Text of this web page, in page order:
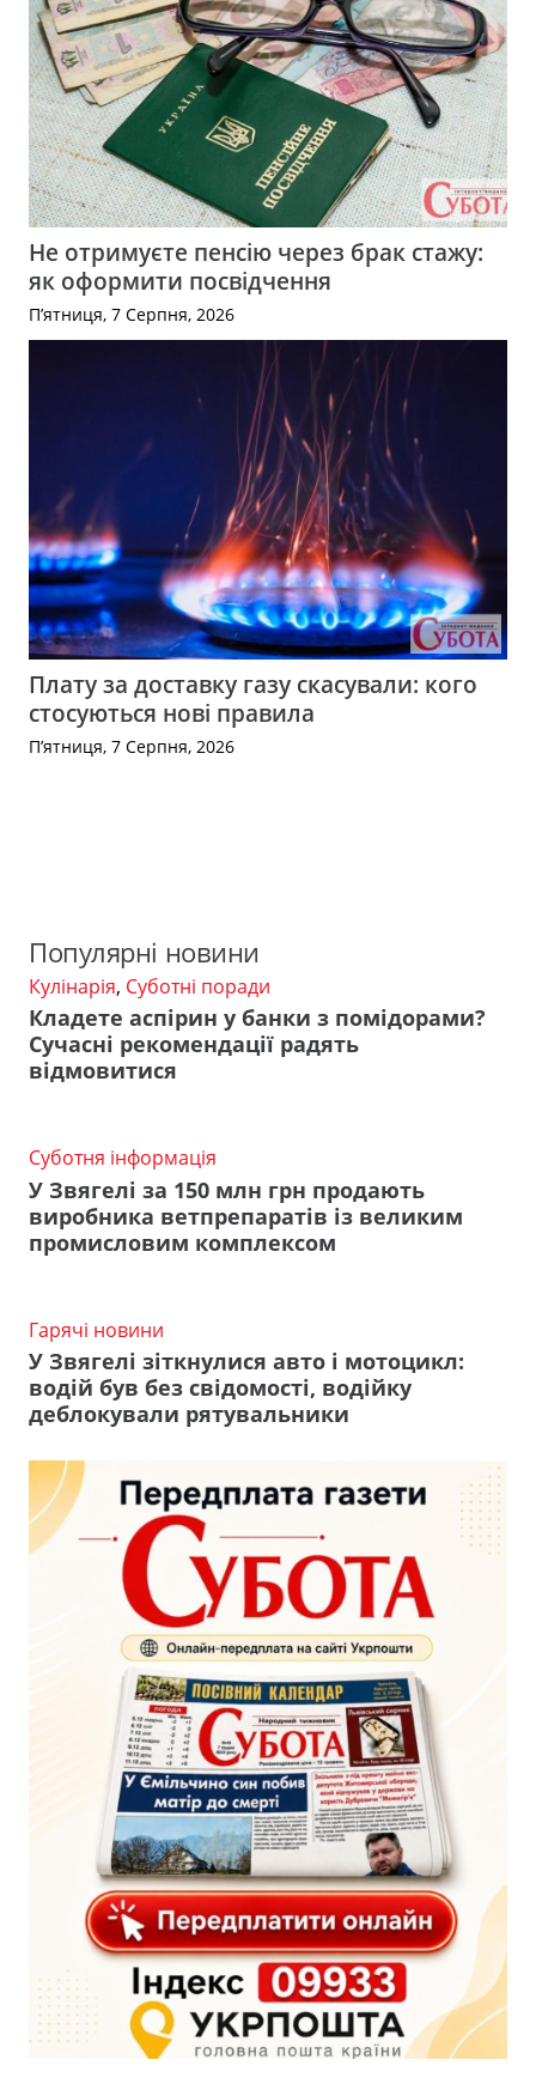
Не отримуєте пенсію через брак стажу:
як оформити посвідчення
П’ятниця, 7 Серпня, 2026
Плату за доставку газу скасували: кого
стосуються нові правила
П’ятниця, 7 Серпня, 2026
Популярні новини
Кулінарія, Суботні поради
Кладете аспірин у банки з помідорами?
Сучасні рекомендації радять
відмовитися
Суботня інформація
У Звягелі за 150 млн грн продають
виробника ветпрепаратів із великим
промисловим комплексом
Гарячі новини
У Звягелі зіткнулися авто і мотоцикл:
водій був без свідомості, водійку
деблокували рятувальники